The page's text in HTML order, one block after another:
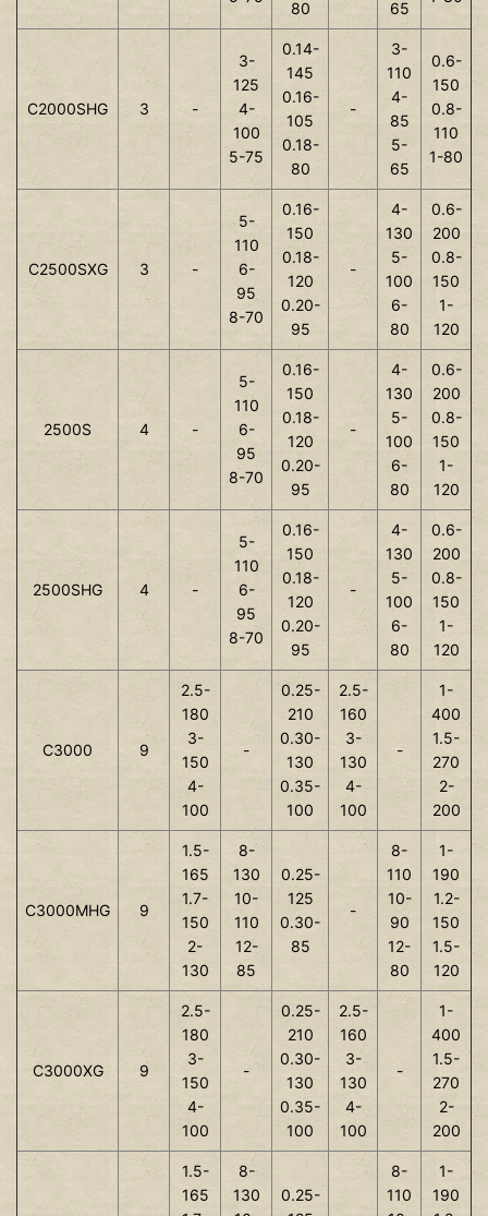
80 65
C2000SHG 3 -
3-
125
4-
100
5-75
0.14-
145
0.16-
105
0.18-
80
-
3-
110
4-
85
5-
65
0.6-
150
0.8-
110
1-80
C2500SXG 3 -
5-
110
6-
95
8-70
0.16-
150
0.18-
120
0.20-
95
-
4-
130
5-
100
6-
80
0.6-
200
0.8-
150
1-
120
2500S 4 -
5-
110
6-
95
8-70
0.16-
150
0.18-
120
0.20-
95
-
4-
130
5-
100
6-
80
0.6-
200
0.8-
150
1-
120
2500SHG 4 -
5-
110
6-
95
8-70
0.16-
150
0.18-
120
0.20-
95
-
4-
130
5-
100
6-
80
0.6-
200
0.8-
150
1-
120
C3000 9
2.5-
180
3-
150
4-
100
-
0.25-
210
0.30-
130
0.35-
100
2.5-
160
3-
130
4-
100
-
1-
400
1.5-
270
2-
200
C3000MHG 9
1.5-
165
1.7-
150
2-
130
8-
130
10-
110
12-
85
0.25-
125
0.30-
85
-
8-
110
10-
90
12-
80
1-
190
1.2-
150
1.5-
120
C3000XG 9
2.5-
180
3-
150
4-
100
-
0.25-
210
0.30-
130
0.35-
100
2.5-
160
3-
130
4-
100
-
1-
400
1.5-
270
2-
200
1.5-
165
8-
130
0.25-
8-
110
1-
190